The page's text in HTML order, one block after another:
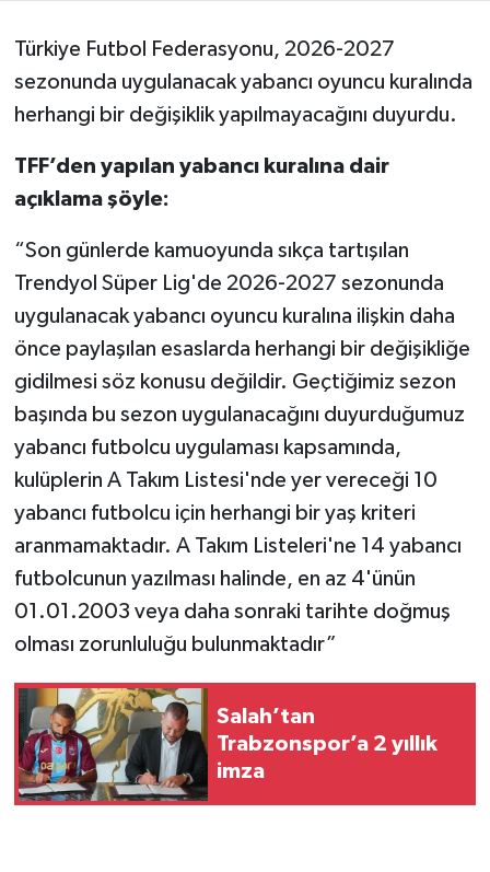
Türkiye Futbol Federasyonu, 2026-2027
sezonunda uygulanacak yabancı oyuncu kuralında
herhangi bir değişiklik yapılmayacağını duyurdu.
TFF’den yapılan yabancı kuralına dair
açıklama şöyle:
“Son günlerde kamuoyunda sıkça tartışılan
Trendyol Süper Lig'de 2026-2027 sezonunda
uygulanacak yabancı oyuncu kuralına ilişkin daha
önce paylaşılan esaslarda herhangi bir değişikliğe
gidilmesi söz konusu değildir. Geçtiğimiz sezon
başında bu sezon uygulanacağını duyurduğumuz
yabancı futbolcu uygulaması kapsamında,
kulüplerin A Takım Listesi'nde yer vereceği 10
yabancı futbolcu için herhangi bir yaş kriteri
aranmamaktadır. A Takım Listeleri'ne 14 yabancı
futbolcunun yazılması halinde, en az 4'ünün
01.01.2003 veya daha sonraki tarihte doğmuş
olması zorunluluğu bulunmaktadır”
Salah’tan
Trabzonspor’a 2 yıllık
imza